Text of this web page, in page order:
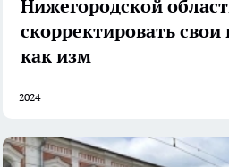
Нижегородской
скорректировать свои
как изм
2024